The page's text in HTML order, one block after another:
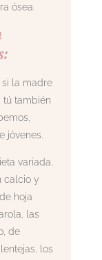
ósea.
si la madre
tú también
jóvenes.
variada,
calcio y
hoja
las
de
los